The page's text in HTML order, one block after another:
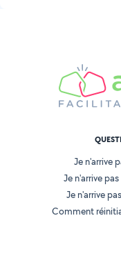
Je n'arrive
Je n'arrive
Je n'arrive
Comment